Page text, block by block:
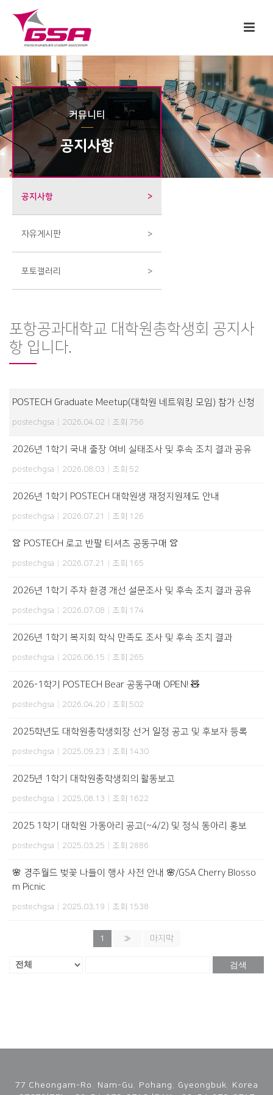
커뮤니티
공지사항
공지사항 >
자유게시판 >
포토갤러리 >
포항공과대학교 대학원총학생회 공지사
항 입니다.
POSTECH Graduate Meetup(대학원 네트워킹 모임) 참가 신청
postechgsa 2026.04.02 조회 756
2026년 1학기 국내 출장 여비 실태조사 및 후속 조치 결과 공유
postechgsa 2026.08.03 조회 52
2026년 1학기 POSTECH 대학원생 재정지원제도 안내
postechgsa 2026.07.21 조회 126
👚 POSTECH 로고 반팔 티셔츠 공동구매 👚
postechgsa 2026.07.21 조회 165
2026년 1학기 주차 환경 개선 설문조사 및 후속 조치 결과 공유
postechgsa 2026.07.08 조회 174
2026년 1학기 복지회 학식 만족도 조사 및 후속 조치 결과
postechgsa 2026.06.15 조회 265
2026-1학기 POSTECH Bear 공동구매 OPEN! 🧸
postechgsa 2026.04.20 조회 502
2025학년도 대학원총학생회장 선거 일정 공고 및 후보자 등록
postechgsa 2025.09.23 조회 1430
2025년 1학기 대학원총학생회의 활동보고
postechgsa 2025.08.13 조회 1622
2025 1학기 대학원 가동아리 공고(~4/2) 및 정식 동아리 홍보
postechgsa 2025.03.25 조회 2886
🌸 경주월드 벚꽃 나들이 행사 사전 안내 🌸/GSA Cherry Blosso
m Picnic
postechgsa 2025.03.19 조회 1538
1 » 마지막
검색
77 Cheongam-Ro. Nam-Gu. Pohang. Gyeongbuk. Korea